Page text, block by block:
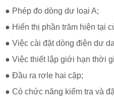
● Phép đo dòng dư loại A;
● Hiển thị phần trăm hiện tại
● Việc cài đặt dòng điện dư
● Việc thiết lập giới hạn thời
● Đầu ra rơle hai cặp;
● Có chức năng kiểm tra và